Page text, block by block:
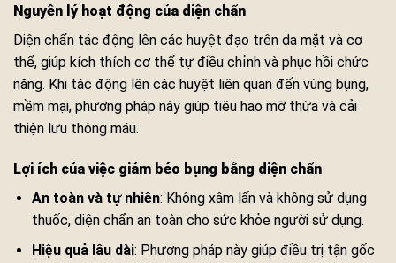
Nguyên lý hoạt động của diện chẩn
Diện chẩn tác động lên các huyệt đạo trên da mặt và cơ
thể, giúp kích thích cơ thể tự điều chỉnh và phục hồi chức
năng. Khi tác động lên các huyệt liên quan đến vùng bụng,
mềm mại, phương pháp này giúp tiêu hao mỡ thừa và cải
thiện lưu thông máu.
Lợi ích của việc giảm béo bụng bằng diện chẩn
An toàn và tự nhiên: Không xâm lấn và không sử dụng
thuốc, diện chẩn an toàn cho sức khỏe người sử dụng.
Hiệu quả lâu dài: Phương pháp này giúp điều trị tận gốc